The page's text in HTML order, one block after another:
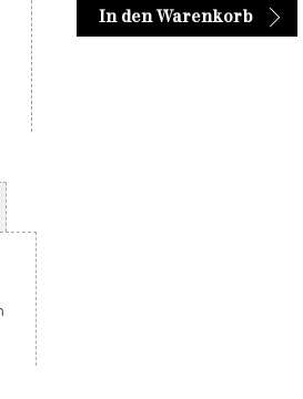
In den Warenkorb